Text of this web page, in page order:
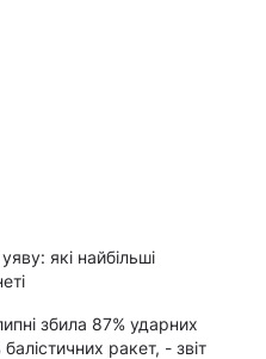
які найбільші
збила 87% ударних
ракет, - звіт